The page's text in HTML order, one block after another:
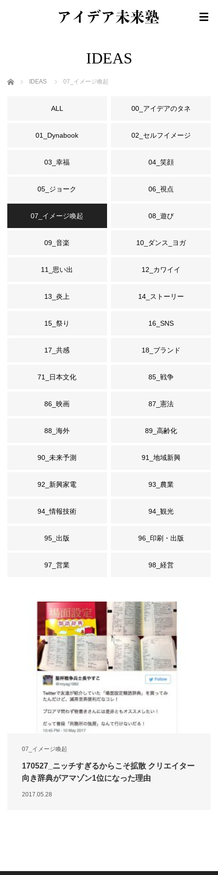
IDEAS
ホーム IDEAS 07_イメージ喚起
ALL 00_アイデアのタネ
01_Dynabook 02_セルフイメージ
03_幸福 04_笑顔
05_ジョーク 06_視点
07_イメージ喚起 08_遊び
09_音楽 10_ダンス_ヨガ
11_思い出 12_カワイイ
13_炎上 14_ストーリー
15_祭り 16_SNS
17_共感 18_ブランド
71_日本文化 85_戦争
86_映画 87_憲法
88_海外 89_高齢化
90_未来予測 91_地域新興
92_新興家電 93_農業
94_情報技術 94_観光
95_出版 96_印刷・出版
97_営業 98_経営
07_イメージ喚起
170527_ニッチすぎるからこそ拡散 クリエイター
向き辞典がアマゾン1位になった理由
2017.05.28